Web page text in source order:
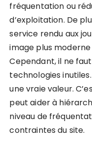
fréquentation ou
d’exploitation. De
service rendu aux
image plus
Cependant, il ne
technologies
une vraie valeur.
peut aider à
niveau de
contraintes du site.